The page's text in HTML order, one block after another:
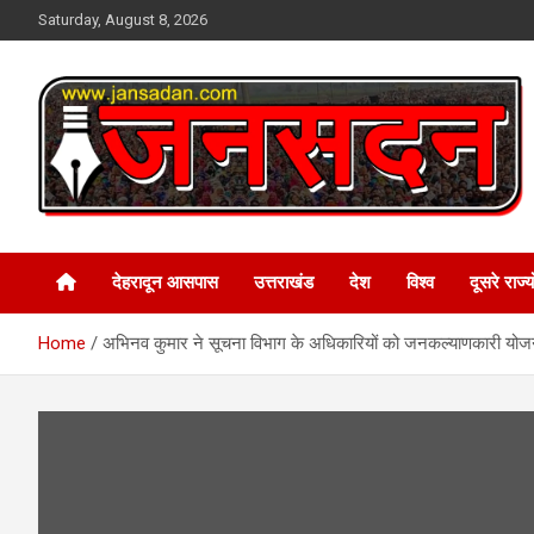
to
Saturday, August 8, 2026
Jan Sadan
देहरादून आसपास उत्तराखंड देश विश्व दूसरे
Home अभिनव कुमार ने सूचना विभाग के अधिकारियों को जनकल्याणकारी